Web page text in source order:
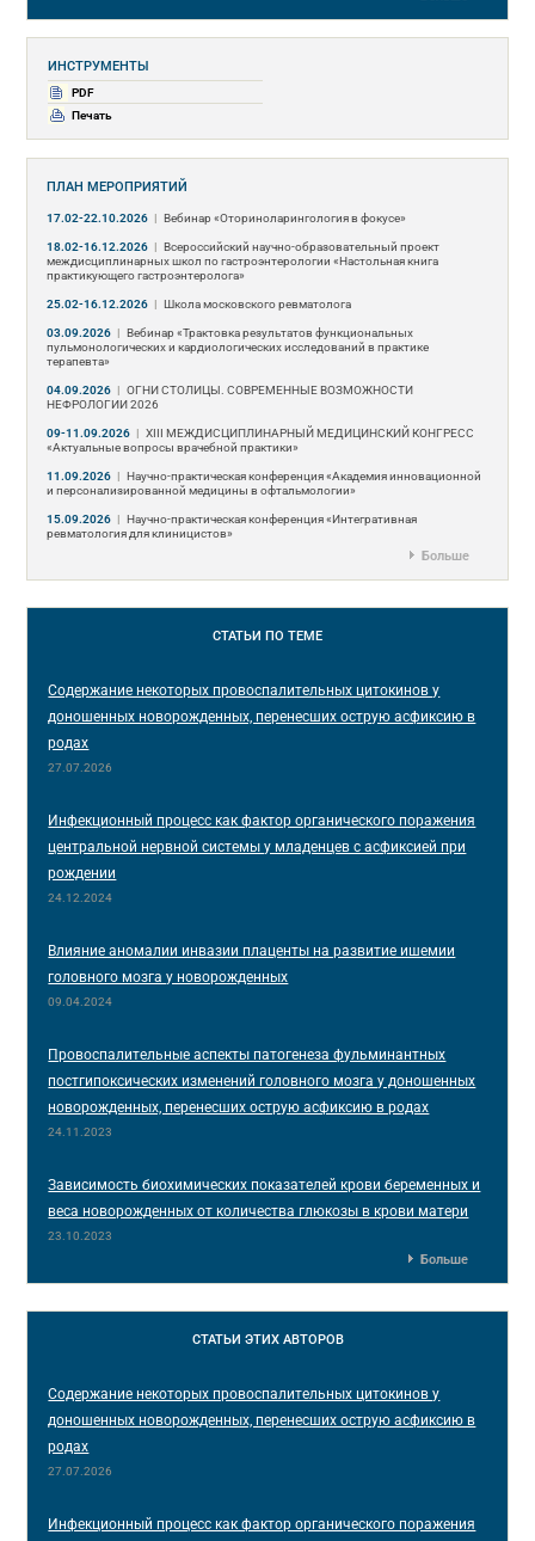
ИНСТРУМЕНТЫ
PDF
Печать
ПЛАН МЕРОПРИЯТИЙ
17.02-22.10.2026 | Вебинар «Оториноларингология в фокусе»
18.02-16.12.2026 | Всероссийский научно-образовательный проект
междисциплинарных школ по гастроэнтерологии «Настольная книга
практикующего гастроэнтеролога»
25.02-16.12.2026 | Школа московского ревматолога
03.09.2026 | Вебинар «Трактовка результатов функциональных
пульмонологических и кардиологических исследований в практике
терапевта»
04.09.2026 | ОГНИ СТОЛИЦЫ. СОВРЕМЕННЫЕ ВОЗМОЖНОСТИ
НЕФРОЛОГИИ 2026
09-11.09.2026 | ХIII МЕЖДИСЦИПЛИНАРНЫЙ МЕДИЦИНСКИЙ КОНГРЕСС
«Актуальные вопросы врачебной практики»
11.09.2026 | Научно-практическая конференция «Академия инновационной
и персонализированной медицины в офтальмологии»
15.09.2026 | Научно-практическая конференция «Интегративная
ревматология для клиницистов»
Больше
СТАТЬИ ПО ТЕМЕ
Содержание некоторых провоспалительных цитокинов у
доношенных новорожденных, перенесших острую асфиксию в
родах
27.07.2026
Инфекционный процесс как фактор органического поражения
центральной нервной системы у младенцев с асфиксией при
рождении
24.12.2024
Влияние аномалии инвазии плаценты на развитие ишемии
головного мозга у новорожденных
09.04.2024
Провоспалительные аспекты патогенеза фульминантных
постгипоксических изменений головного мозга у доношенных
новорожденных, перенесших острую асфиксию в родах
24.11.2023
Зависимость биохимических показателей крови беременных и
веса новорожденных от количества глюкозы в крови матери
23.10.2023
Больше
СТАТЬИ ЭТИХ АВТОРОВ
Содержание некоторых провоспалительных цитокинов у
доношенных новорожденных, перенесших острую асфиксию в
родах
27.07.2026
Инфекционный процесс как фактор органического поражения